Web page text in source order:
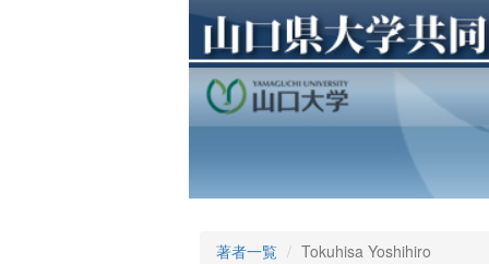
著者一覧 Tokuhisa Yoshihiro